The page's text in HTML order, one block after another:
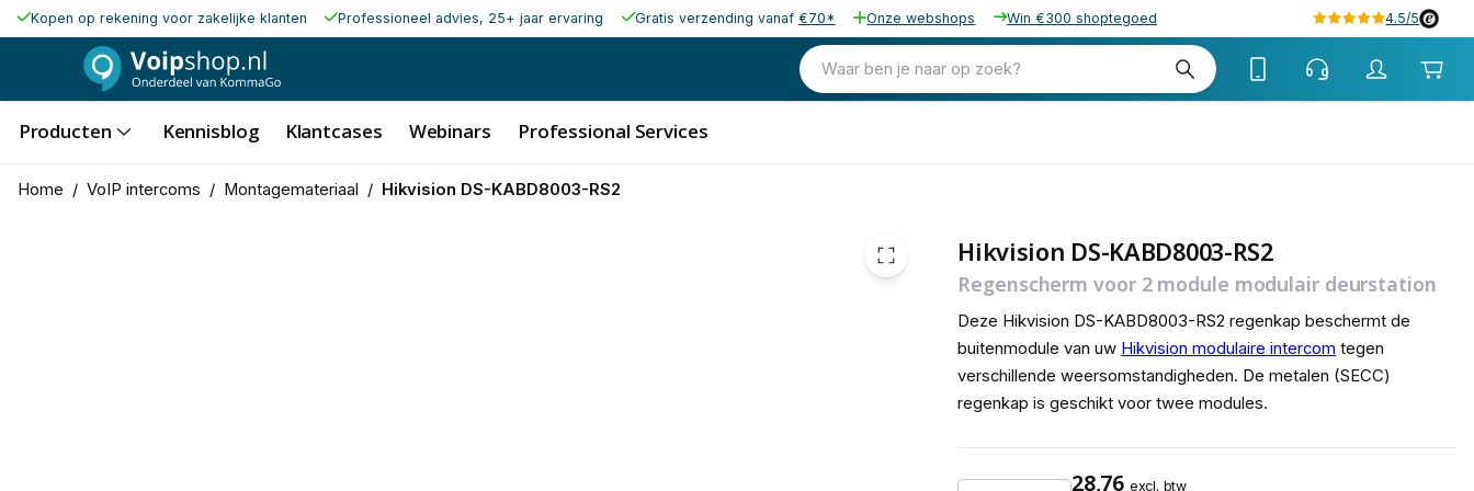
Kopen op rekening voor zakelijke klanten Professioneel advies, 25+ jaar ervaring Gratis verzending vanaf €70* Onze webshops Win €300 shoptegoed 4.5/5
Waar ben je naar op zoek?
Producten Kennisblog Klantcases Webinars Professional Services
Home / VoIP intercoms / Montagemateriaal / Hikvision DS-KABD8003-RS2
Hikvision DS-KABD8003-RS2
Regenscherm voor 2 module modulair deurstation
Deze Hikvision DS-KABD8003-RS2 regenkap beschermt de
buitenmodule van uw Hikvision modulaire intercom tegen
verschillende weersomstandigheden. De metalen (SECC)
regenkap is geschikt voor twee modules.
28,76 excl. btw
28,76 excl. btw
34,80 incl. btw